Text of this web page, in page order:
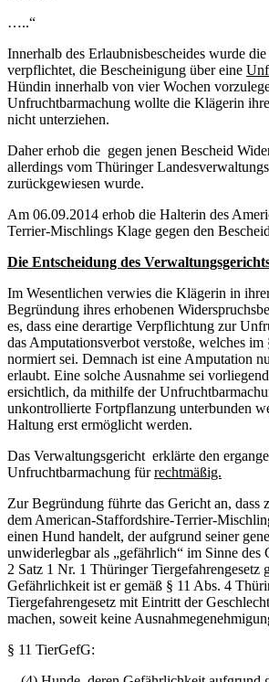
…..“
Innerhalb des Erlaubnisbescheides wurde
verpflichtet, die Bescheinigung über eine
Hündin innerhalb von vier Wochen
Unfruchtbarmachung wollte die Klägerin
nicht unterziehen.
Daher erhob die gegen jenen Bescheid
allerdings vom Thüringer
zurückgewiesen wurde.
Am 06.09.2014 erhob die Halterin des
Terrier-Mischlings Klage gegen den
Die Entscheidung des
Im Wesentlichen verwies die Klägerin in
Begründung ihres erhobenen
es, dass eine derartige Verpflichtung zur
das Amputationsverbot verstoße, welches
normiert sei. Demnach ist eine Amputation
erlaubt. Eine solche Ausnahme sei
ersichtlich, da mithilfe der
unkontrollierte Fortpflanzung unterbunden
Haltung erst ermöglicht werden.
Das Verwaltungsgericht erklärte den
Unfruchtbarmachung fürrechtmäßig.
Zur Begründung führte das Gericht an, dass
dem American-Staffordshire-Terrier-
einen Hund handelt, der aufgrund seiner
unwiderlegbar als „gefährlich“ im Sinne des
2 Satz 1 Nr. 1 Thüringer Tiergefahrengesetz
Gefährlichkeit ist er gemäß § 11 Abs. 4
Tiergefahrengesetz mit Eintritt der
machen, soweit keine
§ 11 TierGefG: